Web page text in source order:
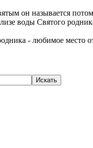
он называется
воды Святого
- любимое место